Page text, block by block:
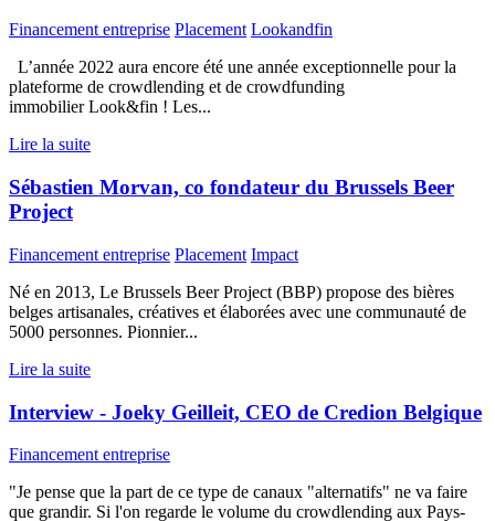
Financement entreprise Placement Lookandfin
L’année 2022 aura encore été une année exceptionnelle pour la
plateforme de crowdlending et de crowdfunding
immobilier Look&fin ! Les...
Lire la suite
Sébastien Morvan, co fondateur du Brussels Beer
Project
Financement entreprise Placement Impact
Né en 2013, Le Brussels Beer Project (BBP) propose des bières
belges artisanales, créatives et élaborées avec une communauté de
5000 personnes. Pionnier...
Lire la suite
Interview - Joeky Geilleit, CEO de Credion Belgique
Financement entreprise
"Je pense que la part de ce type de canaux "alternatifs" ne va faire
que grandir. Si l'on regarde le volume du crowdlending aux Pays-